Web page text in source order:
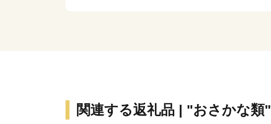
関連する返礼品 | "おさかな類"